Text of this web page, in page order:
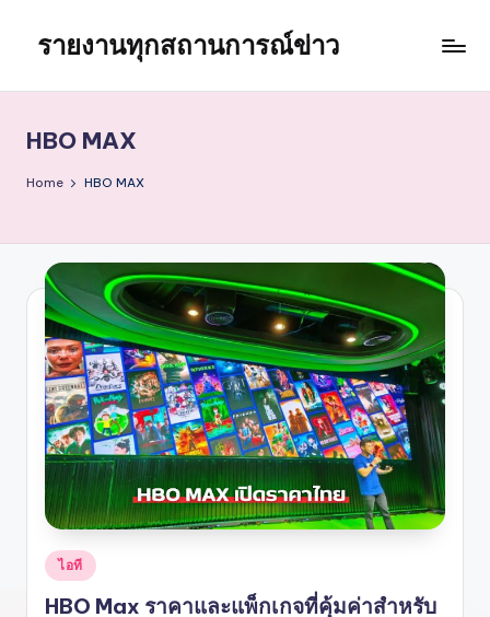
content
รายงานทุกสถานการณ์ข่าว
HBO MAX
Home HBO MAX
Posted
in
ไอที
HBO Max ราคาและแพ็กเกจที่คุ้มค่าสำหรับ